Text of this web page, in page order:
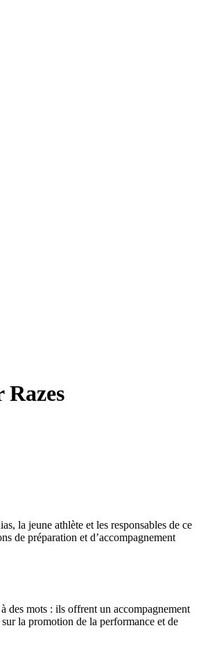
la jeune athlète et les responsables de ce
de préparation et d’accompagnement
des mots : ils offrent un accompagnement
la promotion de la performance et de